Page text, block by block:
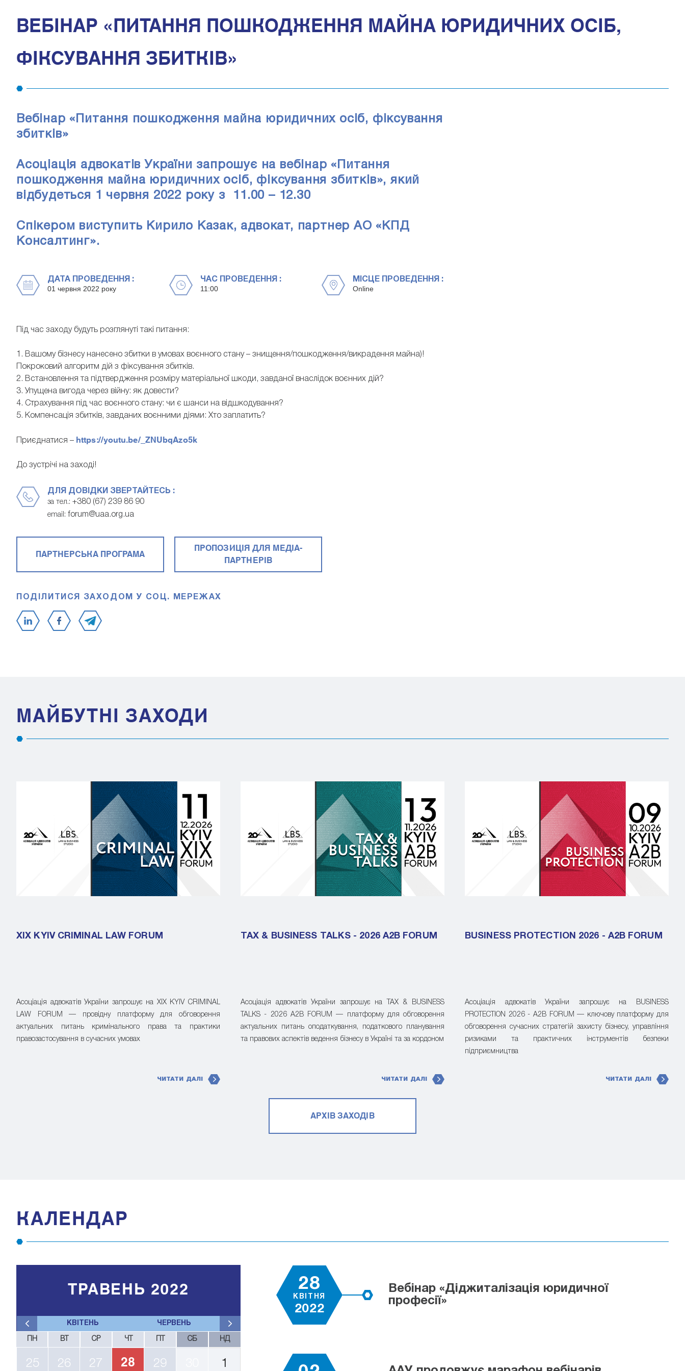
ВЕБІНАР «ПИТАННЯ ПОШКОДЖЕННЯ МАЙНА ЮРИДИЧНИХ ОСІБ,
ФІКСУВАННЯ ЗБИТКІВ»
Вебінар «Питання пошкодження майна юридичних осіб, фіксування
збитків»
Асоціація адвокатів України запрошує на вебінар «Питання
пошкодження майна юридичних осіб, фіксування збитків», який
відбудеться 1 червня 2022 року з 11.00 – 12.30
Спікером виступить Кирило Казак, адвокат, партнер АО «КПД
Консалтинг».
ДАТА ПРОВЕДЕННЯ :
01 червня 2022 року
ЧАС ПРОВЕДЕННЯ :
11:00
МІСЦЕ ПРОВЕДЕННЯ :
Online
Під час заходу будуть розглянуті такі питання:
1. Вашому бізнесу нанесено збитки в умовах воєнного стану – знищення/пошкодження/викрадення майна)!
Покроковий алгоритм дій з фіксування збитків.
2. Встановлення та підтвердження розміру матеріальної шкоди, завданої внаслідок воєнних дій?
3. Упущена вигода через війну: як довести?
4. Страхування під час воєнного стану: чи є шанси на відшкодування?
5. Компенсація збитків, завданих воєнними діями: Хто заплатить?
Приєднатися – https://youtu.be/_ZNUbqAzo5k
До зустрічі на заході!
ДЛЯ ДОВІДКИ ЗВЕРТАЙТЕСЬ :
за тел.: +380 (67) 239 86 90
email: forum@uaa.org.ua
ПАРТНЕРСЬКА ПРОГРАМА
ПРОПОЗИЦІЯ ДЛЯ МЕДІА-
ПАРТНЕРІВ
ПОДІЛИТИСЯ ЗАХОДОМ У СОЦ. МЕРЕЖАХ
МАЙБУТНІ ЗАХОДИ
XIX KYIV CRIMINAL LAW FORUM
Асоціація адвокатів України запрошує на XIX KYIV CRIMINAL
LAW FORUM — провідну платформу для обговорення
актуальних питань кримінального права та практики
правозастосування в сучасних умовах
ЧИТАТИ ДАЛІ
TAX & BUSINESS TALKS - 2026 A2B FORUM
Асоціація адвокатів України запрошує на TAX & BUSINESS
TALKS - 2026 A2B FORUM — платформу для обговорення
актуальних питань оподаткування, податкового планування
та правових аспектів ведення бізнесу в Україні та за кордоном
ЧИТАТИ ДАЛІ
BUSINESS PROTECTION 2026 - A2B FORUM
Асоціація адвокатів України запрошує на BUSINESS
PROTECTION 2026 - A2B FORUM — ключову платформу для
обговорення сучасних стратегій захисту бізнесу, управління
ризиками та практичних інструментів безпеки
підприємництва
ЧИТАТИ ДАЛІ
АРХІВ ЗАХОДІВ
КАЛЕНДАР
КВІТЕНЬ ЧЕРВЕНЬ
ТРАВЕНЬ 2022
ПН ВТ СР ЧТ СБ НД
25 26 27 28 29 1
28
КВІТНЯ
2022
Вебінар «Діджиталізація юридичної
професії»